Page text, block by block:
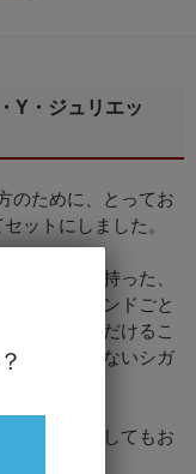
Y・ジュリエッ
のために、とってお
ットにしました。
アロマを持った、
シガーブランドごと
楽しみいただけるこ
れて嬉しくないシガ
ーパックとしてもお